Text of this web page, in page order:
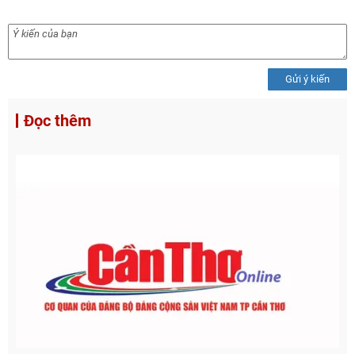
Gửi ý kiến
Đọc thêm